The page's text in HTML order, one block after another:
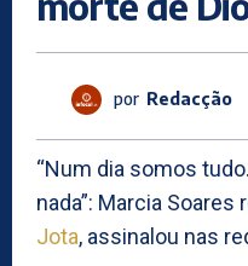
por Redacção
“Num dia somos
nada”: Marcia Soares
Jota, assinalou nas